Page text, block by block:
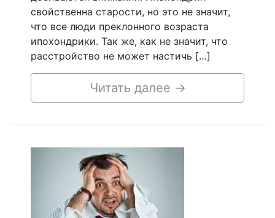
свойственна старости, но это не значит,
что все люди преклонного возраста
ипохондрики. Так же, как не значит, что
расстройство не может настичь […]
Читать далее →